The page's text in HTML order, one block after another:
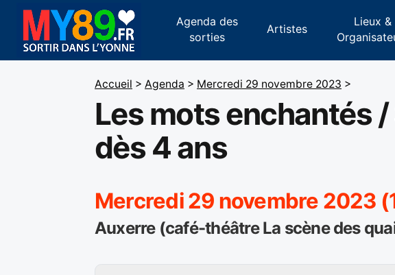
Agenda des
sorties
Artistes
Lieux &
Accueil > Agenda > Mercredi 29 novembre 2023 >
Les mots enchantés
dès 4 ans
Mercredi 29 novembre 2023
Auxerre (café-théâtre La scène des